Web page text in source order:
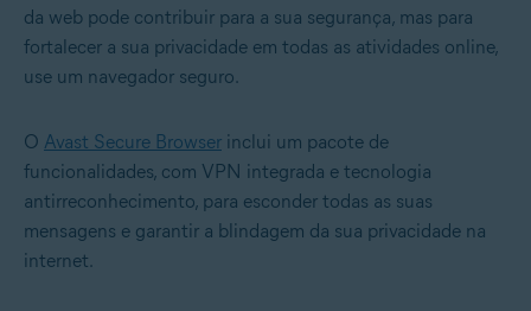
da web pode contribuir para a sua segurança, mas para
fortalecer a sua privacidade em todas as atividades online,
use um navegador seguro.
O Avast Secure Browser inclui um pacote de
funcionalidades, com VPN integrada e tecnologia
antirreconhecimento, para esconder todas as suas
mensagens e garantir a blindagem da sua privacidade na
internet.